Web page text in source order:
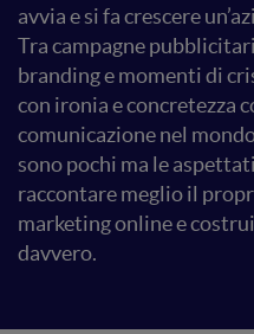
avvia e si fa crescere
Tra campagne
branding e momenti di
con ironia e concretezza
comunicazione nel
sono pochi ma le
raccontare meglio il
marketing online e
davvero.